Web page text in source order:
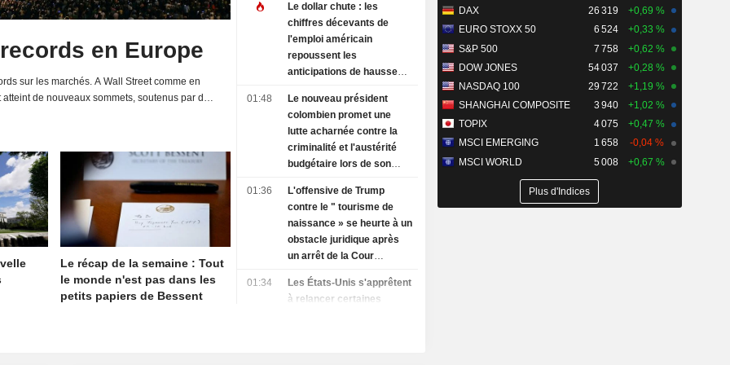
en Europe
sur les marchés. A Wall Street comme en
de nouveaux sommets, soutenus par de
Le récap de la semaine : Tout
le monde n'est pas dans les
petits papiers de Bessent
Le dollar chute : les
chiffres décevants de
l'emploi américain
repoussent les
anticipations de hausse
01:48
Le nouveau président
colombien promet une
lutte acharnée contre la
criminalité et l'austérité
budgétaire lors de son
01:36
L'offensive de Trump
contre le " tourisme de
naissance » se heurte à un
obstacle juridique après
un arrêt de la Cour
01:34
Les États-Unis s'apprêtent
à relancer certaines
DAX 26 319
+0,69 %
EURO STOXX 50
6 524
+0,33 %
S&P 500
7 758
+0,62 %
DOW JONES
54 037
+0,28 %
NASDAQ 100
29 722
+1,19 %
SHANGHAI COMPOSITE
3 940
+1,02 %
TOPIX
4 075
+0,47 %
MSCI EMERGING
1 658
-0,04 %
MSCI WORLD
5 008 +0,67 %
Plus d'Indices